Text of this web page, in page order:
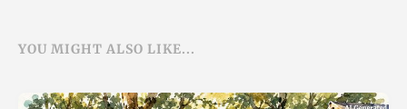
YOU MIGHT ALSO LIKE...